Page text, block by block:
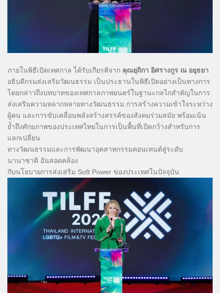
​ภายในพิธีเปิดเทศกาล ได้รับเกียรติจาก คุณยุถิกา อิศรางกูร ณ อยุธยา
อธิบดีกรมส่งเสริมวัฒนธรรม เป็นประธานในพิธีเปิดอย่างเป็นทางการ
โดยกล่าวถึงบทบาทของเทศกาลภาพยนตร์ในฐานะกลไกสำคัญในการ
ส่งเสริมความหลากหลายทางวัฒนธรรม การสร้างความเข้าใจระหว่าง
ผู้คน และการขับเคลื่อนพลังสร้างสรรค์ของสังคมร่วมสมัย พร้อมเน้น
ย้ำถึงศักยภาพของประเทศไทยในการเป็นพื้นที่เปิดกว้างสำหรับการ
แลกเปลี่ยน
ทางวัฒนธรรมและการพัฒนาอุตสาหกรรมคอนเทนต์สู่ระดับ
นานาชาติ อันสอดคล้อง
กับนโยบายการส่งเสริม Soft Power ของประเทศในปัจจุบัน